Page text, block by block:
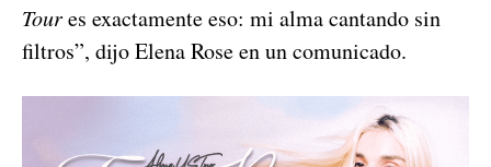
Toures exactamente eso: mi alma cantando sin
filtros”, dijo Elena Rose en un comunicado.